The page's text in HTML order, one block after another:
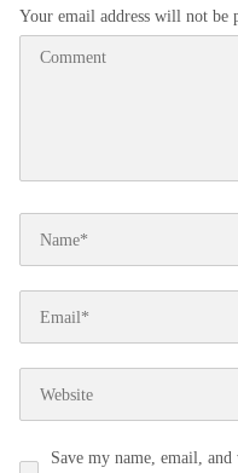
Your email address will not be
Save my name, email,